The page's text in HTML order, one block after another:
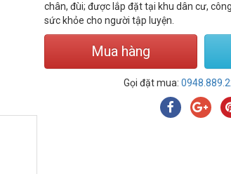
chân, đùi; được lắp đặt tại khu dân cư,
sức khỏe cho người tập luyện.
Mua hàng
Gọi đặt mua: